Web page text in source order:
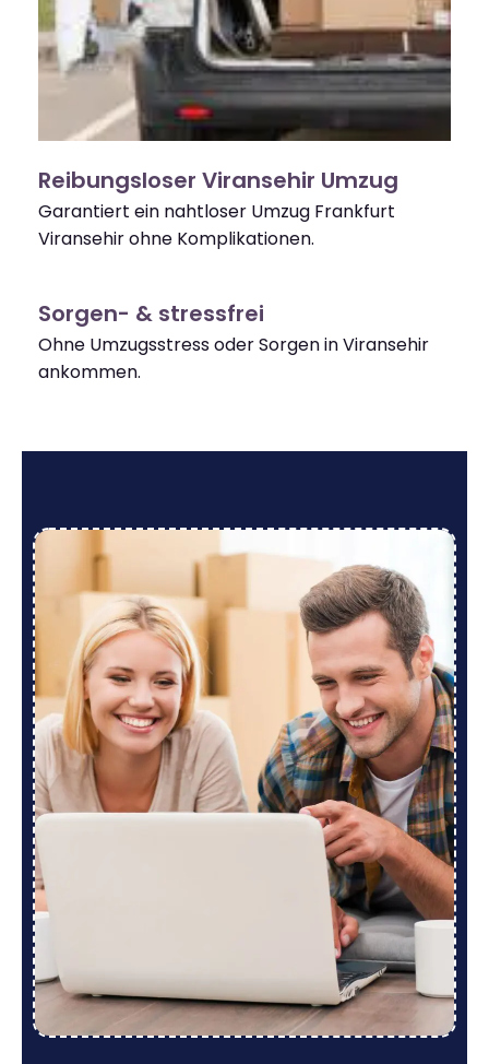
Reibungsloser Viransehir Umzug
Garantiert ein nahtloser Umzug Frankfurt
Viransehir ohne Komplikationen.
Sorgen- & stressfrei
Ohne Umzugsstress oder Sorgen in Viransehir
ankommen.